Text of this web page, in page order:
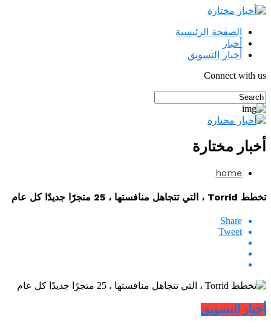
الصفحة الرئيسية
أخبار
أخبار التسويق
Connect with us
أخبار مختارة
home
تخطط Torrid ، التي تتجاهل منافستها ، 25 متجرًا جديدًا كل عام
Share
Tweet
أخبار التسويق